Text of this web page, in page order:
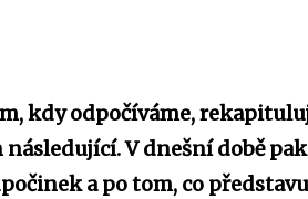
kdy odpočíváme,
V dnešní době
a po tom, co